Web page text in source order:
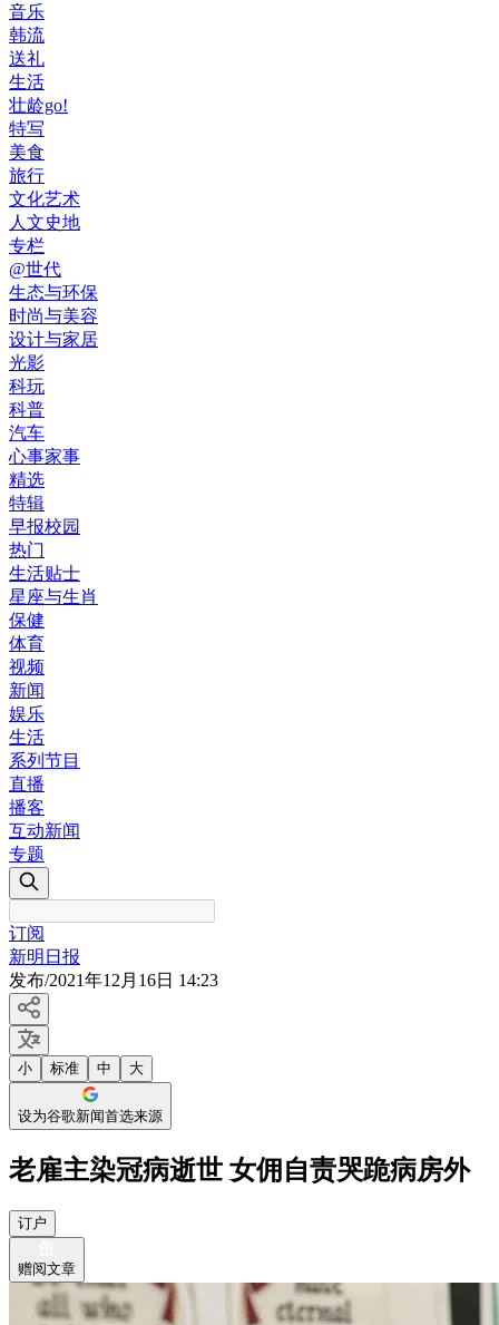
音乐
韩流
送礼
生活
壮龄go!
特写
美食
旅行
文化艺术
人文史地
专栏
@世代
生态与环保
时尚与美容
设计与家居
光影
科玩
科普
汽车
心事家事
精选
特辑
早报校园
热门
生活贴士
星座与生肖
保健
体育
视频
新闻
娱乐
生活
系列节目
直播
播客
互动新闻
专题
订阅
新明日报
发布/2021年12月16日 14:23
小 标准 中 大
设为谷歌新闻首选来源
老雇主染冠病逝世 女佣自责哭跪病房外
订户
赠阅文章